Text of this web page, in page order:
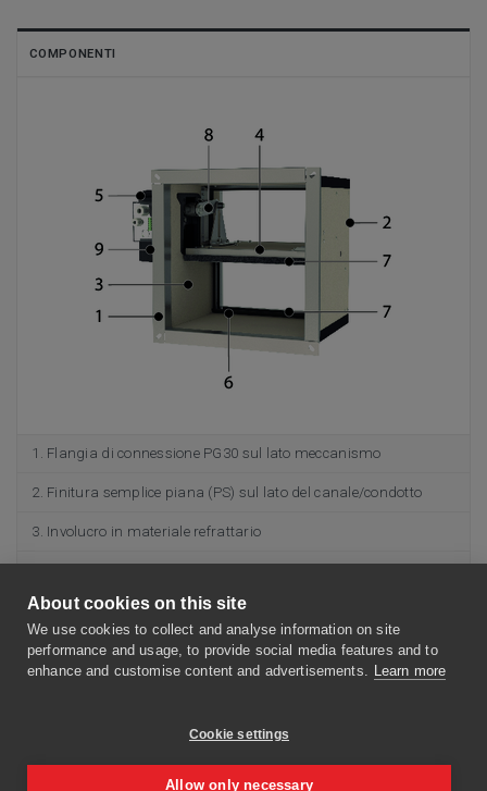
About cookies on this site
We use cookies to collect and analyse information on site
performance and usage, to provide social media features and to
enhance and customise content and advertisements. Learn more
Cookie settings
Allow only necessary
COMPONENTI
Flangia di connessione PG30 sul lato meccanismo
Finitura semplice piana (PS) sul lato del canale/condotto
Involucro in materiale refrattario
Meccanismo di comando
Tenuta e battuta d'arresto della pala
Azionamento con blocco (apertura/chiusura)
Identificazione prodotto